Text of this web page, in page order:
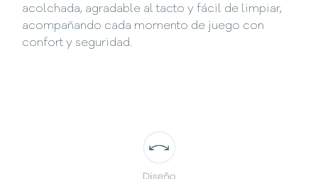
acolchada, agradable al tacto y fácil de limpiar,
acompañando cada momento de juego con
confort y seguridad.